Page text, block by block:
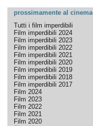
prossimamente al cinema
Tutti i film imperdibili
Film imperdibili 2024
Film imperdibili 2023
Film imperdibili 2022
Film imperdibili 2021
Film imperdibili 2020
Film imperdibili 2019
Film imperdibili 2018
Film imperdibili 2017
Film 2024
Film 2023
Film 2022
Film 2021
Film 2020